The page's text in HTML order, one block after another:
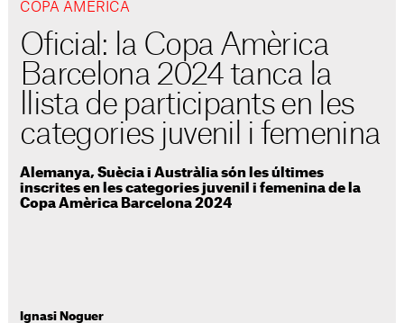
COPA AMÈRICA
Oficial: la Copa Amèrica
Barcelona 2024 tanca la
llista de participants en les
categories juvenil i femenina
Alemanya, Suècia i Austràlia són les últimes
inscrites en les categories juvenil i femenina de la
Copa Amèrica Barcelona 2024
Ignasi Noguer